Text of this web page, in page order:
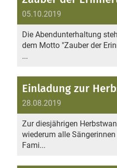
05.10.2019
Die Abendunterhaltung
dem Motto "Zauber der
...
Einladung zur
28.08.2019
Zur diesjährigen
wiederum alle
Fami...